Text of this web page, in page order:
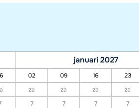
januari 2027
02 09 16 23
za za za za
7 7 7 7